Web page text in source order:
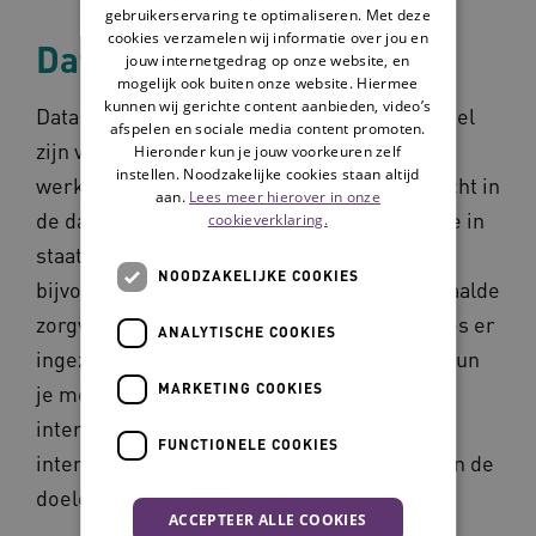
Data benutten
Data kan daarnaast een belangrijk hulpmiddel
zijn voor wijkteams om de kwaliteit van hun
werk te verbeteren. Het geeft namelijk inzicht in
de dagelijkse werkzaamheden en dat stelt je in
staat om erop te reflecteren. ʻHet kan
bijvoorbeeld heel nuttig zijn om bij een bepaalde
zorgvraag te onderzoeken welke interventies er
ingezet worden. Als je daar inzicht in hebt, kun
je met elkaar onderzoeken of de juiste
interventies wel zijn ingezet en welke
interventies het meest hebben bijdragen aan de
doelen van de cliënt.ʼ
gebruikerservaring te optimaliseren. Met deze
cookies verzamelen wij informatie over jou en
jouw internetgedrag op onze website, en
mogelijk ook buiten onze website. Hiermee
kunnen wij gerichte content aanbieden, video’s
afspelen en sociale media content promoten.
Hieronder kun je jouw voorkeuren zelf
instellen. Noodzakelijke cookies staan altijd
aan. Lees meer hierover in onze
cookieverklaring.
NOODZAKELIJKE COOKIES
ANALYTISCHE COOKIES
MARKETING COOKIES
FUNCTIONELE COOKIES
ACCEPTEER ALLE COOKIES